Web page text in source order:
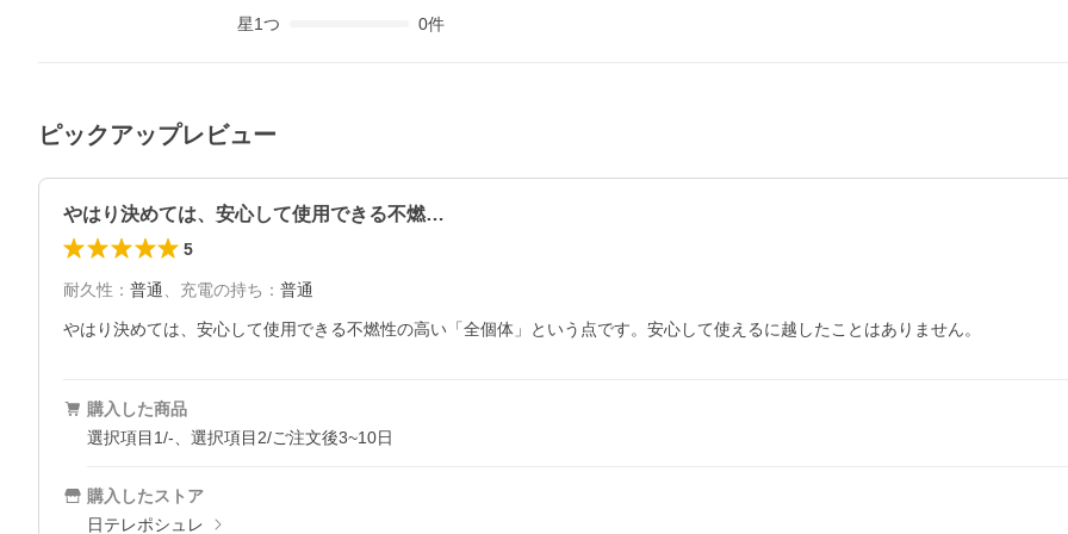
星1つ 0件
ピックアップレビュー
やはり決めては、安心して使用できる不燃…
5
耐久性 ： 普通 充電の持ち ： 普通
やはり決めては、安心して使用できる不燃性の高い「全個体」という点です。安心して使えるに越したことはありません。
購入した商品
選択項目1/-、選択項目2/ご注文後3~10日
購入したストア
日テレポシュレ